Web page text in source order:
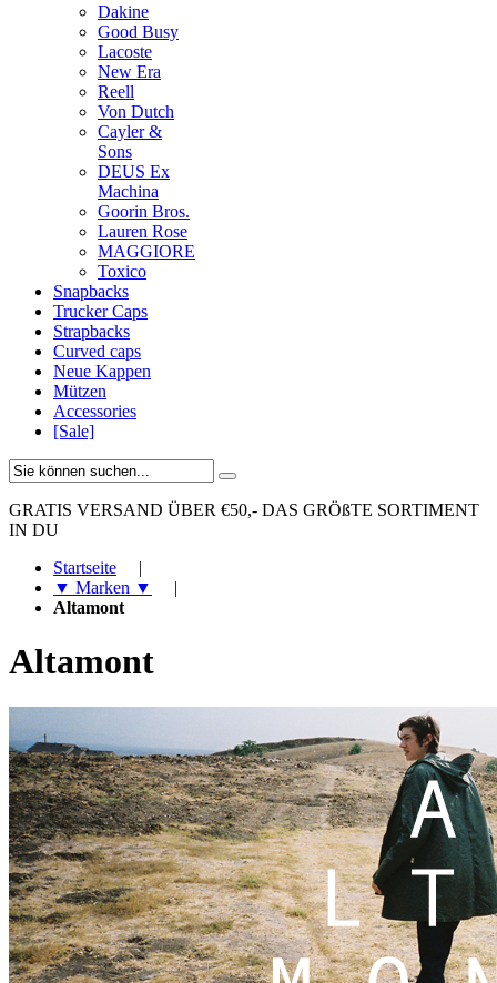
Dakine
Good Busy
Lacoste
New Era
Reell
Von Dutch
Cayler &
Sons
DEUS Ex
Machina
Goorin Bros.
Lauren Rose
MAGGIORE
Toxico
Snapbacks
Trucker Caps
Strapbacks
Curved caps
Neue Kappen
Mützen
Accessories
[Sale]
GRATIS VERSAND ÜBER €50,- DAS GRÖßTE SORTIMENT
IN DU
Startseite
|
▼ Marken ▼
|
Altamont
Altamont